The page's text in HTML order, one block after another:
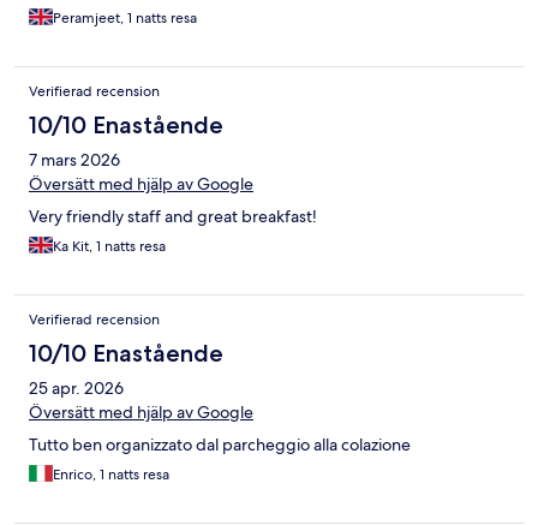
Peramjeet, 1 natts resa
Verifierad recension
10/10 Enastående
7 mars 2026
Översätt med hjälp av Google
Very friendly staff and great breakfast!
Ka Kit, 1 natts resa
Verifierad recension
10/10 Enastående
25 apr. 2026
Översätt med hjälp av Google
Tutto ben organizzato dal parcheggio alla colazione
Enrico, 1 natts resa